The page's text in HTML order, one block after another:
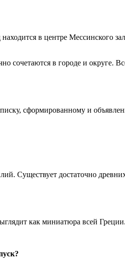
находится в центре Мессинского
сочетаются в городе и округе.
сформированному и
Существует достаточно
как миниатюра всей Греции.